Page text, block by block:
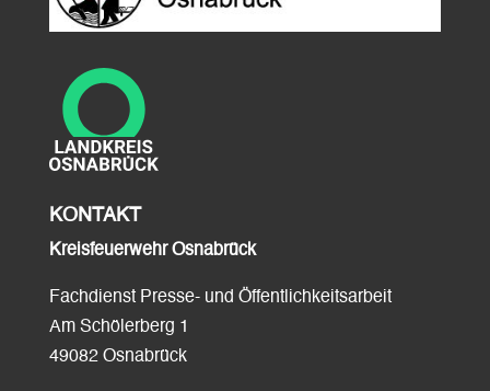
KONTAKT
Kreisfeuerwehr Osnabrück
Fachdienst Presse- und Öffentlichkeitsarbeit
Am Schölerberg 1
49082 Osnabrück